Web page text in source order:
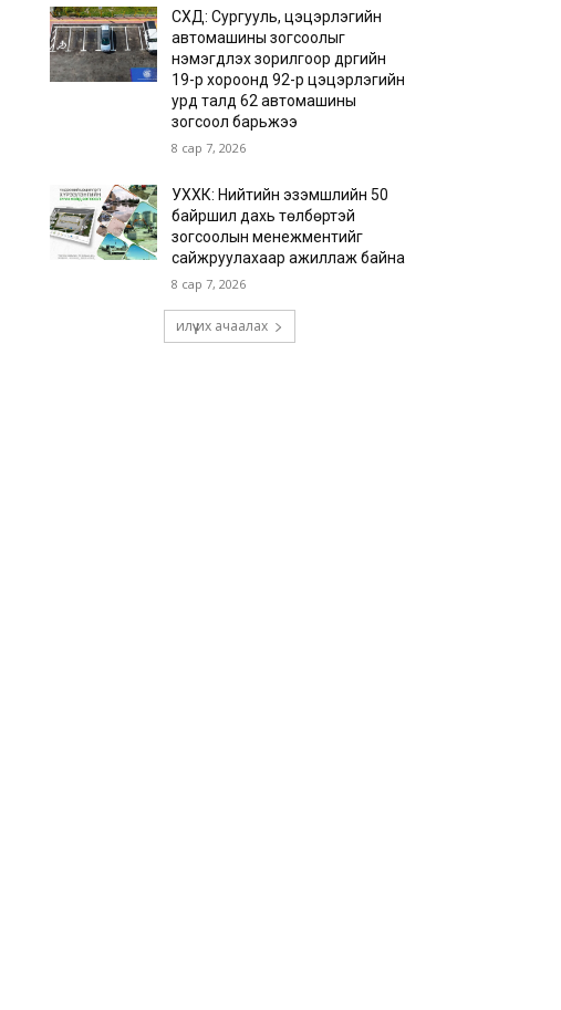
СХД: Сургууль, цэцэрлэгийн
автомашины зогсоолыг
нэмэгдүүлэх зорилгоор дүүргийн
19-р хороонд 92-р цэцэрлэгийн
урд талд 62 автомашины
зогсоол барьжээ
8 сар 7, 2026
УХХК: Нийтийн эзэмшлийн 50
байршил дахь төлбөртэй
зогсоолын менежментийг
сайжруулахаар ажиллаж байна
8 сар 7, 2026
илүү их ачаалах